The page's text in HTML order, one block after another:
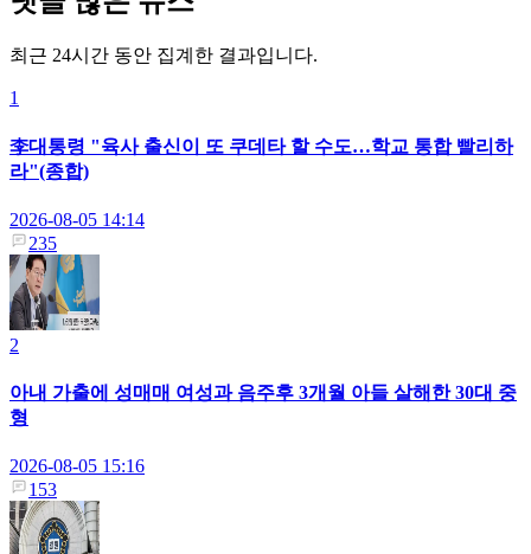
최근 24시간 동안 집계한 결과입니다.
1
李대통령 "육사 출신이 또 쿠데타 할 수도…학교 통합 빨리하
라"(종합)
2026-08-05 14:14
235
2
아내 가출에 성매매 여성과 음주후 3개월 아들 살해한 30대 중
형
2026-08-05 15:16
153